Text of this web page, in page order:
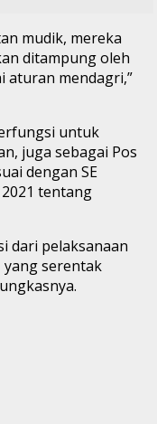
mudik, mereka
ditampung oleh
aturan mendagri,”
untuk
juga sebagai Pos
dengan SE
tentang
dari pelaksanaan
yang serentak